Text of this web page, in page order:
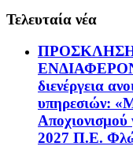
Τελευταία νέα
διενέργεια
υπηρεσιών:
Αποχιονισμού
2027 Π.Ε.